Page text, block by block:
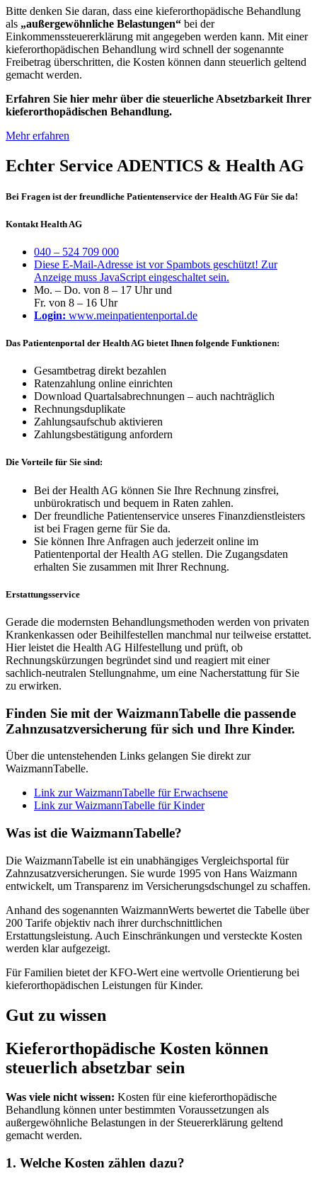
Bitte denken Sie daran, dass eine kieferorthopädische Behandlung
als „außergewöhnliche Belastungen“ bei der
Einkommenssteuererklärung mit angegeben werden kann. Mit einer
kieferorthopädischen Behandlung wird schnell der sogenannte
Freibetrag überschritten, die Kosten können dann steuerlich geltend
gemacht werden.
Erfahren Sie hier mehr über die steuerliche Absetzbarkeit Ihrer
kieferorthopädischen Behandlung.
Mehr erfahren
Echter Service ADENTICS & Health AG
Bei Fragen ist der freundliche Patientenservice der Health AG Für Sie da!
Kontakt Health AG
040 – 524 709 000
Diese E-Mail-Adresse ist vor Spambots geschützt! Zur
Anzeige muss JavaScript eingeschaltet sein.
Mo. – Do. von 8 – 17 Uhr und
Fr. von 8 – 16 Uhr
Login: www.meinpatientenportal.de
Das Patientenportal der Health AG bietet Ihnen folgende Funktionen:
Gesamtbetrag direkt bezahlen
Ratenzahlung online einrichten
Download Quartalsabrechnungen – auch nachträglich
Rechnungsduplikate
Zahlungsaufschub aktivieren
Zahlungsbestätigung anfordern
Die Vorteile für Sie sind:
Bei der Health AG können Sie Ihre Rechnung zinsfrei,
unbürokratisch und bequem in Raten zahlen.
Der freundliche Patientenservice unseres Finanzdienstleisters
ist bei Fragen gerne für Sie da.
Sie können Ihre Anfragen auch jederzeit online im
Patientenportal der Health AG stellen. Die Zugangsdaten
erhalten Sie zusammen mit Ihrer Rechnung.
Erstattungsservice
Gerade die modernsten Behandlungsmethoden werden von privaten
Krankenkassen oder Beihilfestellen manchmal nur teilweise erstattet.
Hier leistet die Health AG Hilfestellung und prüft, ob
Rechnungskürzungen begründet sind und reagiert mit einer
sachlich-neutralen Stellungnahme, um eine Nacherstattung für Sie
zu erwirken.
Finden Sie mit der WaizmannTabelle die passende
Zahnzusatzversicherung für sich und Ihre Kinder.
Über die untenstehenden Links gelangen Sie direkt zur
WaizmannTabelle.
Link zur WaizmannTabelle für Erwachsene
Link zur WaizmannTabelle für Kinder
Was ist die WaizmannTabelle?
Die WaizmannTabelle ist ein unabhängiges Vergleichsportal für
Zahnzusatzversicherungen. Sie wurde 1995 von Hans Waizmann
entwickelt, um Transparenz im Versicherungsdschungel zu schaffen.
Anhand des sogenannten WaizmannWerts bewertet die Tabelle über
200 Tarife objektiv nach ihrer durchschnittlichen
Erstattungsleistung. Auch Einschränkungen und versteckte Kosten
werden klar aufgezeigt.
Für Familien bietet der KFO-Wert eine wertvolle Orientierung bei
kieferorthopädischen Leistungen für Kinder.
Gut zu wissen
Kieferorthopädische Kosten können
steuerlich absetzbar sein
Was viele nicht wissen: Kosten für eine kieferorthopädische
Behandlung können unter bestimmten Voraussetzungen als
außergewöhnliche Belastungen in der Steuererklärung geltend
gemacht werden.
1. Welche Kosten zählen dazu?